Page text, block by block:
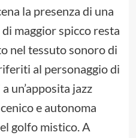
la presenza di una
di maggior spicco resta
nel tessuto sonoro di
al personaggio di
un’apposita jazz
e autonoma
golfo mistico. A